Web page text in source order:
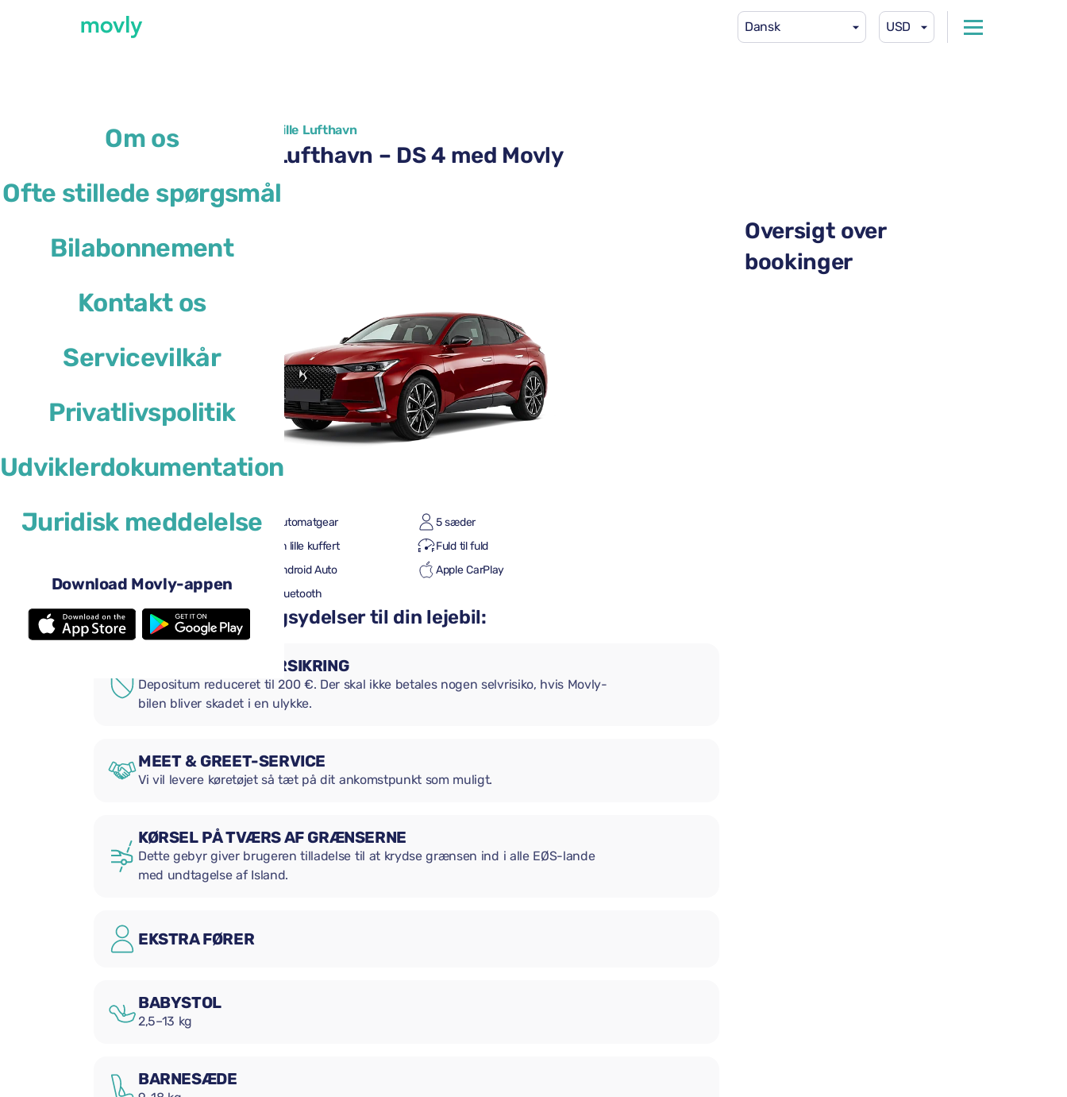
Dansk USD
Om os
Ofte stillede spørgsmål
Bilabonnement
Kontakt os
Servicevilkår
Privatlivspolitik
Udviklerdokumentation
Juridisk meddelelse
Download Movly-appen
←Alle tilgængelige biler i Marseille Lufthavn
Billeje i Marseille Lufthavn – DS 4 med Movly
eller lignende
4 døre Automatgear
5 sæder
En lille kuffert
Fuld til fuld
Android Auto
Apple CarPlay
Bakkamera
Bluetooth
Tilføj praktiske tillægsydelser til din lejebil:
SUPPLERENDE FORSIKRING
Depositum reduceret til 200 €. Der skal ikke betales nogen selvrisiko, hvis Movly-
bilen bliver skadet i en ulykke.
MEET & GREET-SERVICE
Vi vil levere køretøjet så tæt på dit ankomstpunkt som muligt.
KØRSEL PÅ TVÆRS AF GRÆNSERNE
Dette gebyr giver brugeren tilladelse til at krydse grænsen ind i alle EØS-lande
med undtagelse af Island.
EKSTRA FØRER
BABYSTOL
2,5–13 kg
BARNESÆDE
Oversigt over
bookinger